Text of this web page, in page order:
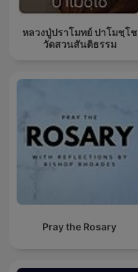
หลวงปู่ปราโมทย์ ปาโมชฺโช
วัดสวนสันติธรรม
Pray the Rosary